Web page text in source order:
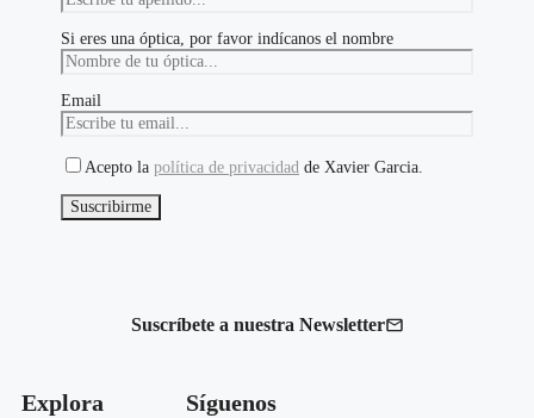
Si eres una óptica, por favor indícanos el nombre
Email
Acepto la política de privacidad de Xavier Garcia.
Suscríbete a nuestra Newsletter
Explora Síguenos